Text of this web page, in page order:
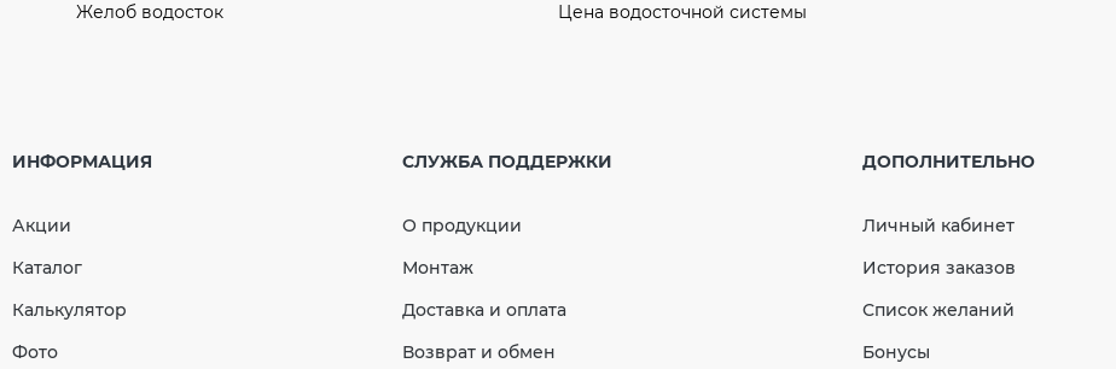
Желоб водосток
Цена водосточной системы
Комплект водостока
Кронштейн желоба (RAINWAY 90) коричневый
Муфта трубы 100 мм (RAINWAY 130) красная
Заглушка желоба левая (RAINWAY 130) зеленая
ИНФОРМАЦИЯ
Акции
Каталог
Калькулятор
Фото
СЛУЖБА ПОДДЕРЖКИ
О продукции
Монтаж
Доставка и оплата
Возврат и обмен
ДОПОЛНИТЕЛЬНО
Личный кабинет
История заказов
Список желаний
Бонусы